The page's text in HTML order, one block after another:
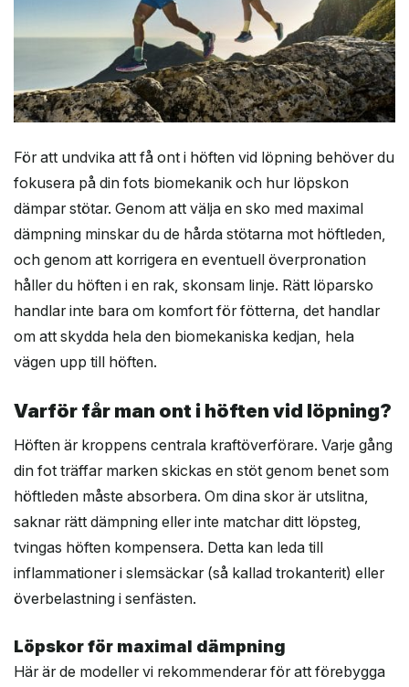
För att undvika att få ont i höften vid löpning behöver du
fokusera på din fots biomekanik och hur löpskon
dämpar stötar. Genom att välja en sko med maximal
dämpning minskar du de hårda stötarna mot höftleden,
och genom att korrigera en eventuell överpronation
håller du höften i en rak, skonsam linje. Rätt löparsko
handlar inte bara om komfort för fötterna, det handlar
om att skydda hela den biomekaniska kedjan, hela
vägen upp till höften.
Varför får man ont i höften vid löpning?
Höften är kroppens centrala kraftöverförare. Varje gång
din fot träffar marken skickas en stöt genom benet som
höftleden måste absorbera. Om dina skor är utslitna,
saknar rätt dämpning eller inte matchar ditt löpsteg,
tvingas höften kompensera. Detta kan leda till
inflammationer i slemsäckar (så kallad trokanterit) eller
överbelastning i senfästen.
Löpskor för maximal dämpning
Här är de modeller vi rekommenderar för att förebygga